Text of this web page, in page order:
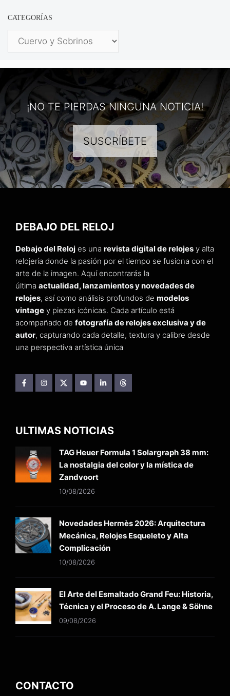
CATEGORÍAS
Categorías
¡NO TE PIERDAS NINGUNA NOTICIA!
SUSCRÍBETE
DEBAJO DEL RELOJ
Debajo del Reloj es una revista digital de relojes y alta
relojería donde la pasión por el tiempo se fusiona con el
arte de la imagen. Aquí encontrarás la
última actualidad, lanzamientos y novedades de
relojes, así como análisis profundos de modelos
vintage y piezas icónicas. Cada artículo está
acompañado de fotografía de relojes exclusiva y de
autor, capturando cada detalle, textura y calibre desde
una perspectiva artística única
ULTIMAS NOTICIAS
TAG Heuer Formula 1 Solargraph 38 mm:
La nostalgia del color y la mística de
Zandvoort
10/08/2026
Novedades Hermès 2026: Arquitectura
Mecánica, Relojes Esqueleto y Alta
Complicación
10/08/2026
El Arte del Esmaltado Grand Feu: Historia,
Técnica y el Proceso de A. Lange & Söhne
09/08/2026
CONTACTO